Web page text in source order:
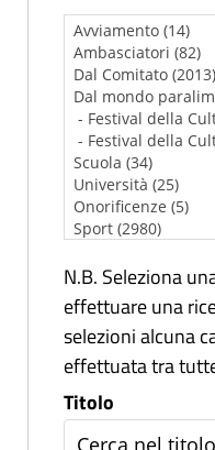
N.B. Seleziona
effettuare una
selezioni alcuna
effettuata tra
Titolo